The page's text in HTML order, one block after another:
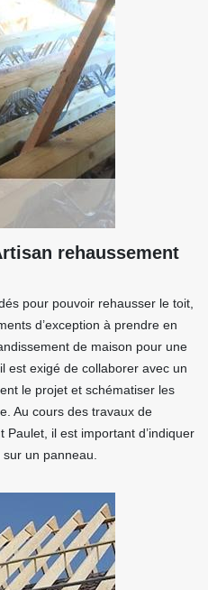
rehaussement
pour pouvoir rehausser le toit,
d’exception à prendre en
de maison pour une
est exigé de collaborer avec un
le projet et schématiser les
Au cours des travaux de
il est important d’indiquer
un panneau.